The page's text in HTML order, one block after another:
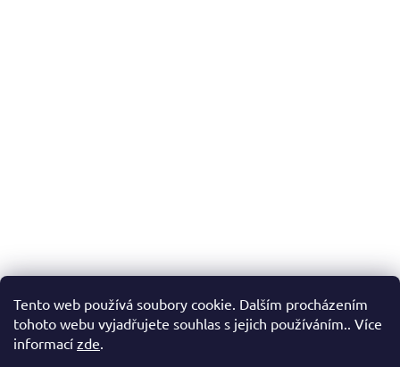
Tento web používá soubory cookie. Dalším procházením
tohoto webu vyjadřujete souhlas s jejich používáním.. Více
informací zde.